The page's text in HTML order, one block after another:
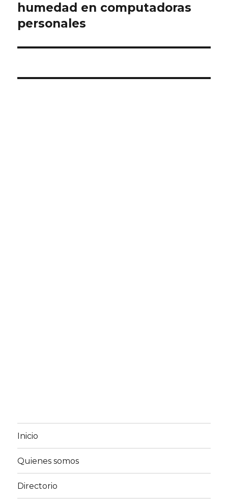
siguiente:
humedad en computadoras
personales
Inicio
Quienes somos
Directorio